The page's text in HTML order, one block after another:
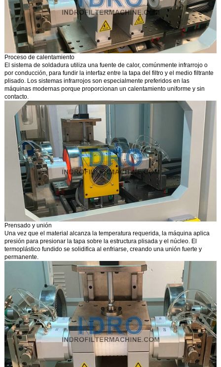
Proceso de calentamiento
El sistema de soldadura utiliza una fuente de calor, comúnmente infrarrojo o
por conducción, para fundir la interfaz entre la tapa del filtro y el medio filtrante
plisado. Los sistemas infrarrojos son especialmente preferidos en las
máquinas modernas porque proporcionan un calentamiento uniforme y sin
contacto.
Prensado y unión
Una vez que el material alcanza la temperatura requerida, la máquina aplica
presión para presionar la tapa sobre la estructura plisada y el núcleo. El
termoplástico fundido se solidifica al enfriarse, creando una unión fuerte y
permanente.